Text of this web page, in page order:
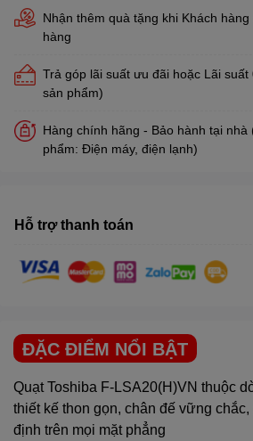
Nhận thêm quà tặng khi Khách
hàng
Trả góp lãi suất ưu đãi hoặc Lãi
sản phẩm)
Hàng chính hãng - Bảo hành tại nhà
phẩm: Điện máy, điện lạnh)
Hỗ trợ thanh toán
ĐẶC ĐIỂM NỔI BẬT
Quạt Toshiba F-LSA20(H)VN thuộc
thiết kế thon gọn, chân đế vững
định trên mọi mặt phẳng